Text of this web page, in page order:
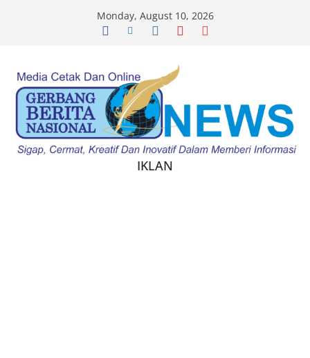
betinexchange casinojojobet
Monday, August 10, 2026
IKLAN